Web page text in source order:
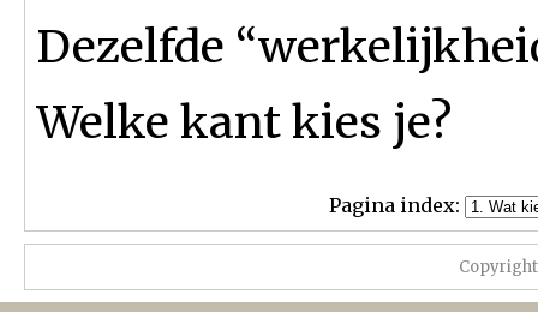
Dezelfde
Welke kant kies je?
Pagina index: